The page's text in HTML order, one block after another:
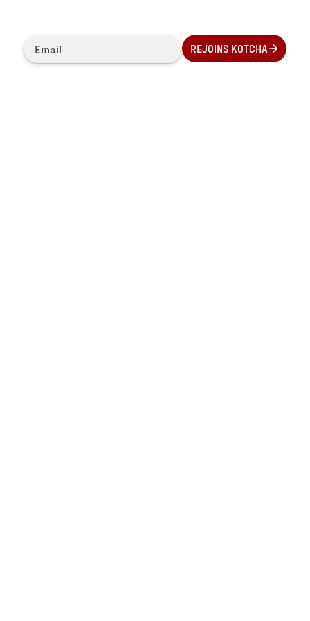
REJOINS KOTCHA